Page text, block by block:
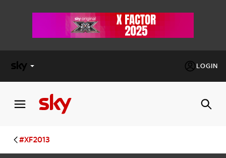
LOGIN
FACTOR
#XF2013